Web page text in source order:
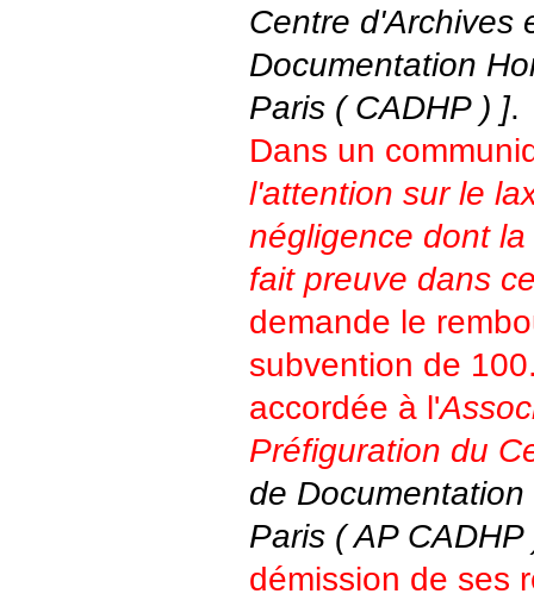
Centre d'Archives
Documentation
Paris ( CADHP ) ].
Dans un
l'attention sur le
négligence dont
fait preuve dans
demande le
subvention de
accordée à l'
Préfiguration du
de
Paris ( AP CADHP
démission de ses